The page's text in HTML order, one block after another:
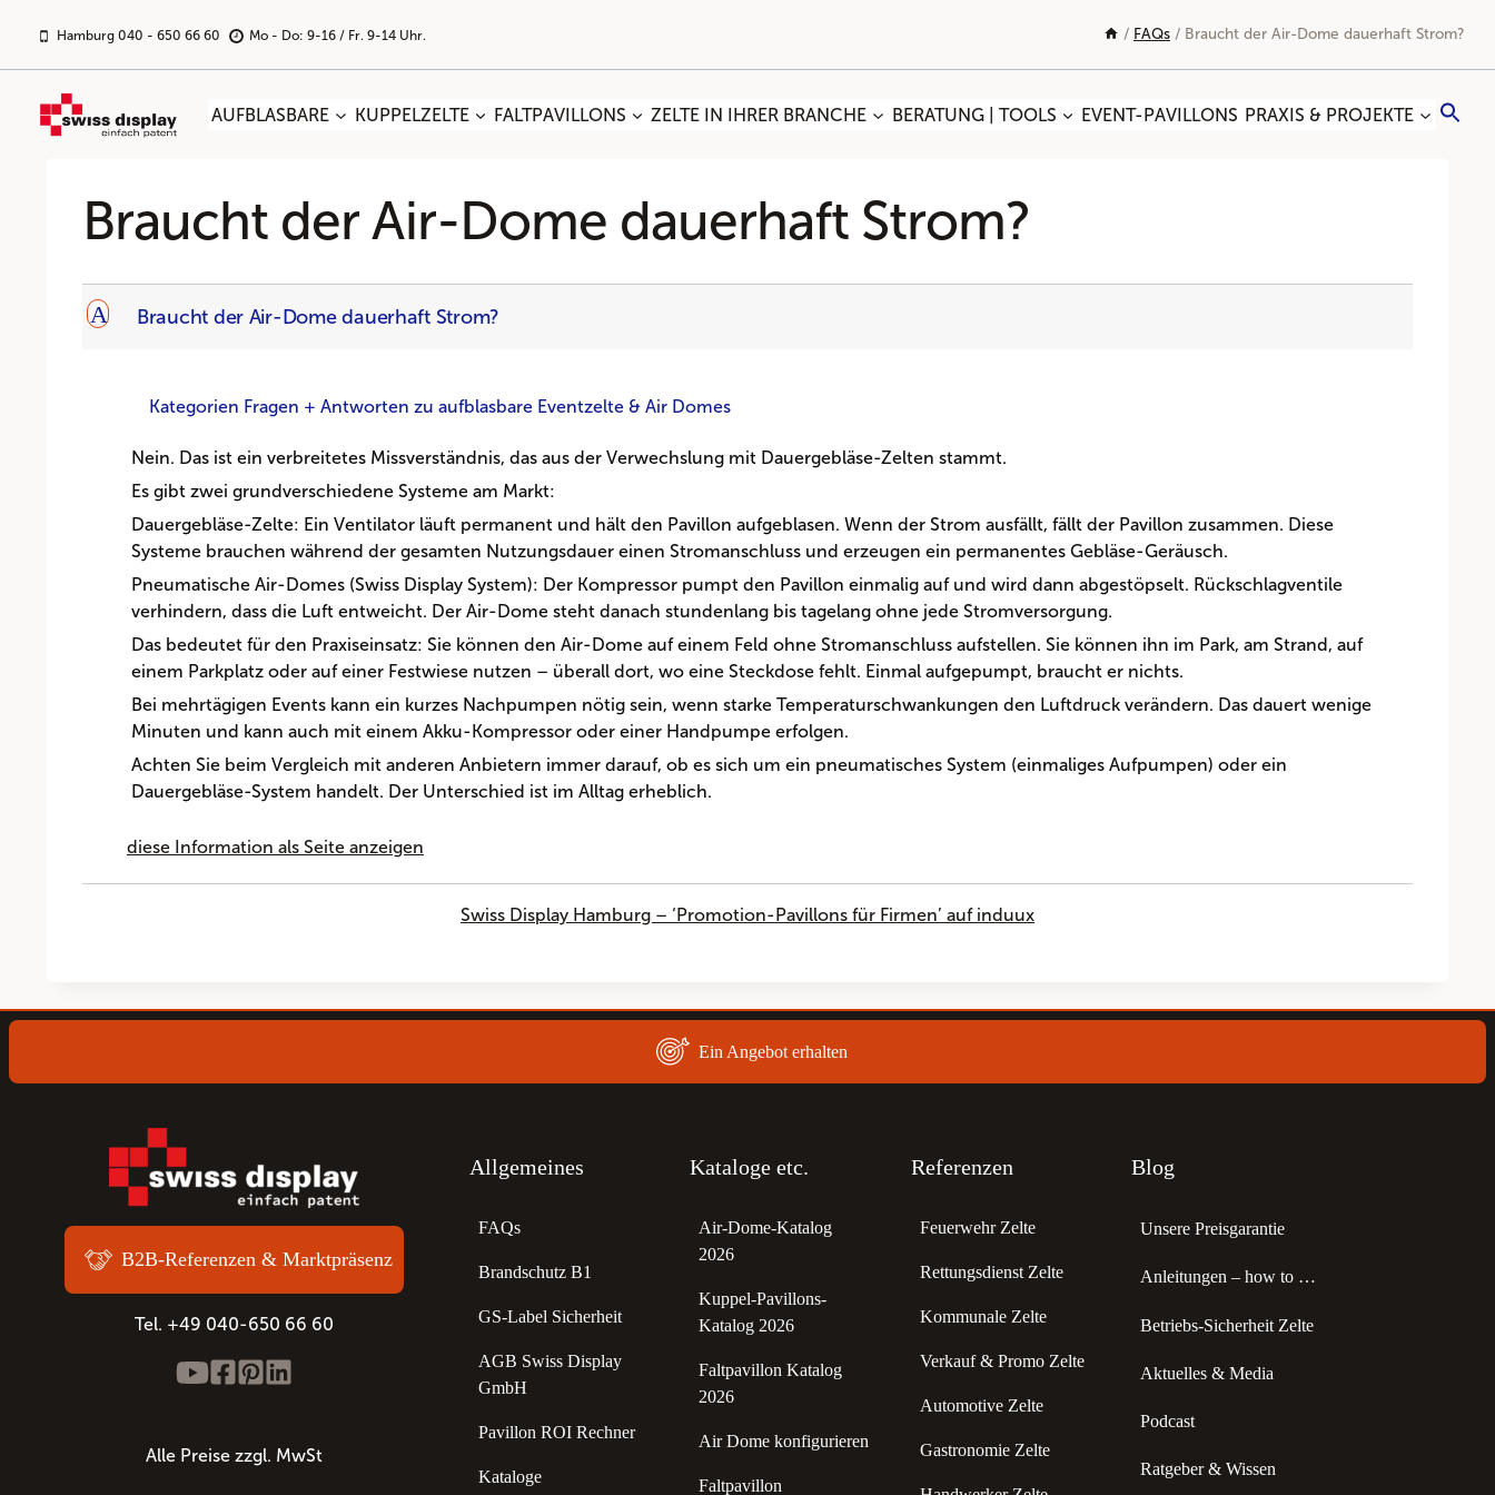
Inhalt
springen
Hamburg 040 - 650 66 60 Mo - Do: 9-16 / Fr. 9-14 Uhr. / FAQs / Braucht der Air-Dome dauerhaft Strom?
AUFBLASBARE KUPPELZELTE FALTPAVILLONS ZELTE IN IHRER BRANCHE BERATUNG | TOOLS EVENT-PAVILLONS PRAXIS & PROJEKTE
Braucht der Air-Dome dauerhaft Strom?
A Braucht der Air-Dome dauerhaft Strom?
Kategorien Fragen + Antworten zu aufblasbare Eventzelte & Air Domes
Nein. Das ist ein verbreitetes Missverständnis, das aus der Verwechslung mit Dauergebläse-Zelten stammt.
Es gibt zwei grundverschiedene Systeme am Markt:
Dauergebläse-Zelte: Ein Ventilator läuft permanent und hält den Pavillon aufgeblasen. Wenn der Strom ausfällt, fällt der Pavillon zusammen. Diese
Systeme brauchen während der gesamten Nutzungsdauer einen Stromanschluss und erzeugen ein permanentes Gebläse-Geräusch.
Pneumatische Air-Domes (Swiss Display System): Der Kompressor pumpt den Pavillon einmalig auf und wird dann abgestöpselt. Rückschlagventile
verhindern, dass die Luft entweicht. Der Air-Dome steht danach stundenlang bis tagelang ohne jede Stromversorgung.
Das bedeutet für den Praxiseinsatz: Sie können den Air-Dome auf einem Feld ohne Stromanschluss aufstellen. Sie können ihn im Park, am Strand, auf
einem Parkplatz oder auf einer Festwiese nutzen – überall dort, wo eine Steckdose fehlt. Einmal aufgepumpt, braucht er nichts.
Bei mehrtägigen Events kann ein kurzes Nachpumpen nötig sein, wenn starke Temperaturschwankungen den Luftdruck verändern. Das dauert wenige
Minuten und kann auch mit einem Akku-Kompressor oder einer Handpumpe erfolgen.
Achten Sie beim Vergleich mit anderen Anbietern immer darauf, ob es sich um ein pneumatisches System (einmaliges Aufpumpen) oder ein
Dauergebläse-System handelt. Der Unterschied ist im Alltag erheblich.
diese Information als Seite anzeigen
Swiss Display Hamburg – ‘Promotion-Pavillons für Firmen’ auf induux
Ein Angebot erhalten
B2B-Referenzen & Marktpräsenz
Tel. +49 040-650 66 60
Alle Preise zzgl. MwSt
Allgemeines
FAQs
Brandschutz B1
GS-Label Sicherheit
AGB Swiss Display
GmbH
Pavillon ROI Rechner
Kataloge
Kataloge etc.
Air-Dome-Katalog
2026
Kuppel-Pavillons-
Katalog 2026
Faltpavillon Katalog
2026
Air Dome konfigurieren
Faltpavillon
Referenzen
Feuerwehr Zelte
Rettungsdienst Zelte
Kommunale Zelte
Verkauf & Promo Zelte
Automotive Zelte
Gastronomie Zelte
Blog
Unsere Preisgarantie
Anleitungen – how to …
Betriebs-Sicherheit Zelte
Aktuelles & Media
Podcast
Ratgeber & Wissen